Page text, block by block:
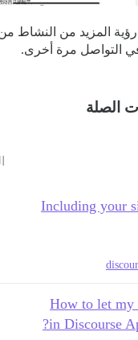
المزيد من النشاط
في التواصل مرة أخرى.
الصلة
Including your
How to let my
in Discourse